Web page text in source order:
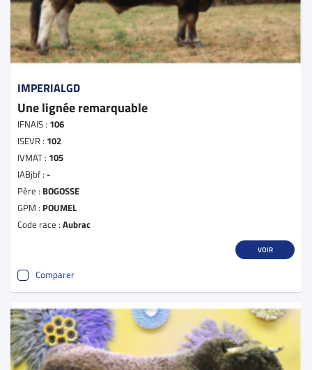
IMPERIALGD
Une lignée remarquable
IFNAIS : 106
ISEVR : 102
IVMAT : 105
IABjbf : -
Père : BOGOSSE
GPM : POUMEL
Code race : Aubrac
VOIR
Comparer